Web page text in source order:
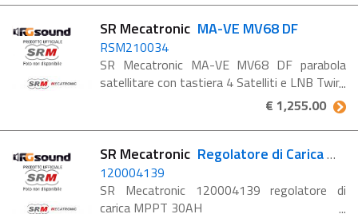
SR Mecatronic MA-VE MV68 DF
RSM210034
SR Mecatronic MA-VE MV68 DF parabola
satellitare con tastiera 4 Satelliti e LNB Twin
€ 1,255.00
SR Mecatronic Regolatore di Carica MPPT 30AH
120004139
SR Mecatronic 120004139 regolatore di
carica MPPT 30AH